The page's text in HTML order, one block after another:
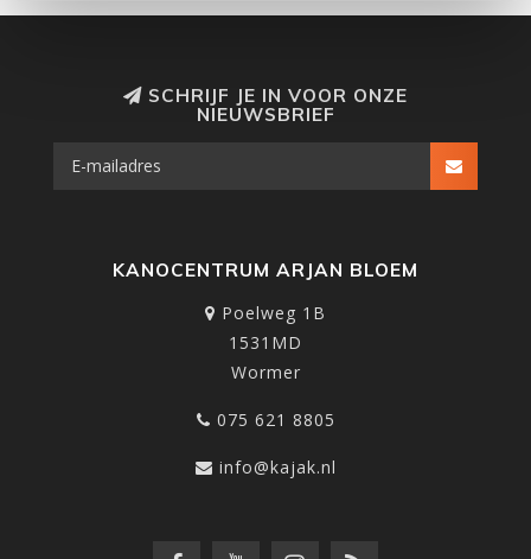
SCHRIJF JE IN VOOR ONZE
NIEUWSBRIEF
KANOCENTRUM ARJAN BLOEM
Poelweg 1B
1531MD
Wormer
075 621 8805
info@kajak.nl